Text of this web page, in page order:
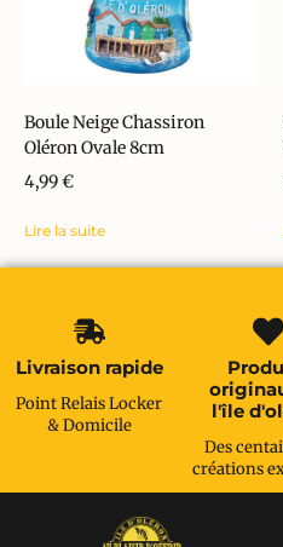
Boule Neige Chassiron
Oléron Ovale 8cm
4,99€
Lire la suite
Livraison rapide
Point Relais Locker
& Domicile
l'île
Des
créations